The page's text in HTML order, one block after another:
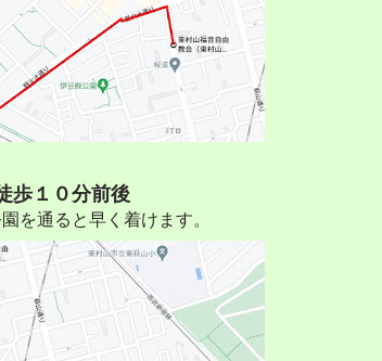
歩１０分前後
を通ると早く着けます。